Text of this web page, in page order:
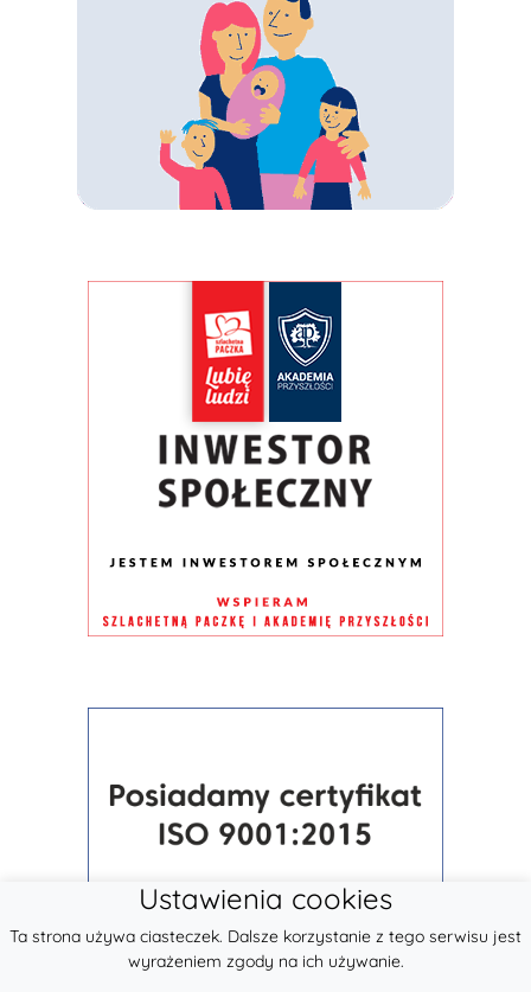
Ustawienia cookies
Ta strona używa ciasteczek. Dalsze korzystanie z tego serwisu jest
wyrażeniem zgody na ich używanie.